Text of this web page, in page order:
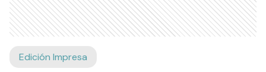
Edición Impresa